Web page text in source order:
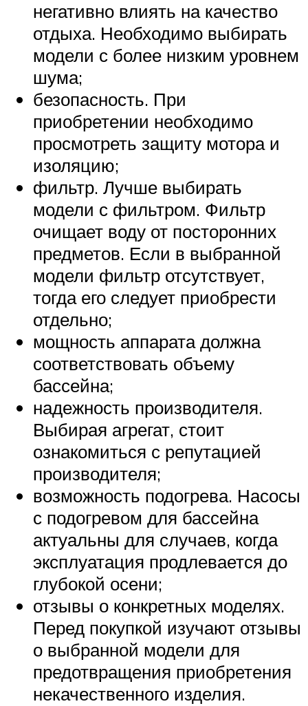
негативно влиять на качество
отдыха. Необходимо выбирать
модели с более низким уровнем
шума;
безопасность. При
приобретении необходимо
просмотреть защиту мотора и
изоляцию;
фильтр. Лучше выбирать
модели с фильтром. Фильтр
очищает воду от посторонних
предметов. Если в выбранной
модели фильтр отсутствует,
тогда его следует приобрести
отдельно;
мощность аппарата должна
соответствовать объему
бассейна;
надежность производителя.
Выбирая агрегат, стоит
ознакомиться с репутацией
производителя;
возможность подогрева. Насосы
с подогревом для бассейна
актуальны для случаев, когда
эксплуатация продлевается до
глубокой осени;
отзывы о конкретных моделях.
Перед покупкой изучают отзывы
о выбранной модели для
предотвращения приобретения
некачественного изделия.